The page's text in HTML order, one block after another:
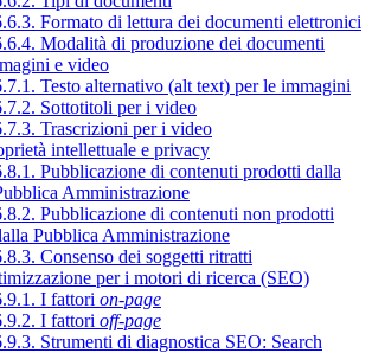
Formato di lettura dei documenti elettronici
Modalità di produzione dei documenti
e video
Testo alternativo (alt text) per le immagini
Sottotitoli per i video
Trascrizioni per i video
intellettuale e privacy
Pubblicazione di contenuti prodotti dalla
Amministrazione
Pubblicazione di contenuti non prodotti
Pubblica Amministrazione
Consenso dei soggetti ritratti
per i motori di ricerca (SEO)
I fattori on-page
I fattori off-page
Strumenti di diagnostica SEO: Search